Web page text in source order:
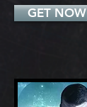
GET NOW